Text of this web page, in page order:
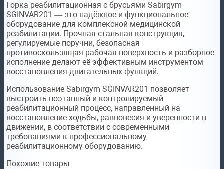
Горка реабилитационная с брусьями Sabirgym
SGINVAR201 — это надёжное и функциональное
оборудование для комплексной медицинской
реабилитации. Прочная стальная конструкция,
регулируемые поручни, безопасная
противоскользящая рабочая поверхность и разборное
исполнение делают её эффективным инструментом
восстановления двигательных функций.
Использование Sabirgym SGINVAR201 позволяет
выстроить поэтапный и контролируемый
реабилитационный процесс, направленный на
восстановление ходьбы, равновесия и уверенности в
движении, в соответствии с современными
требованиями к профессиональному
реабилитационному оборудованию.
Похожие товары